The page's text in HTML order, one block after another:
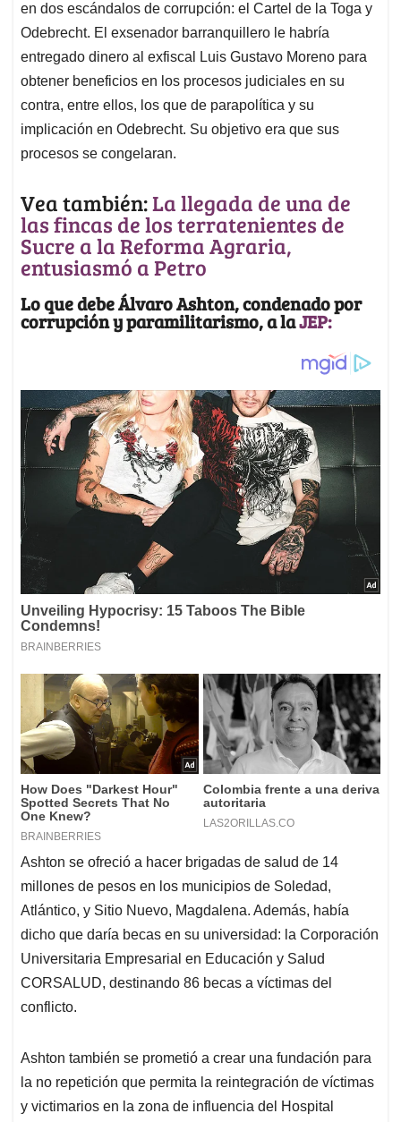
en dos escándalos de corrupción: el Cartel de la Toga y
Odebrecht. El exsenador barranquillero le habría
entregado dinero al exfiscal Luis Gustavo Moreno para
obtener beneficios en los procesos judiciales en su
contra, entre ellos, los que de parapolítica y su
implicación en Odebrecht. Su objetivo era que sus
procesos se congelaran.
Vea también:La llegada de una de
las fincas de los terratenientes de
Sucre a la Reforma Agraria,
entusiasmó a Petro
Lo que debe Álvaro Ashton, condenado por
corrupción y paramilitarismo, a laJEP:
Ashton se ofreció a hacer brigadas de salud de 14
millones de pesos en los municipios de Soledad,
Atlántico, y Sitio Nuevo, Magdalena. Además, había
dicho que daría becas en su universidad: la Corporación
Universitaria Empresarial en Educación y Salud
CORSALUD, destinando 86 becas a víctimas del
conflicto.
Ashton también se prometió a crear una fundación para
la no repetición que permita la reintegración de víctimas
y victimarios en la zona de influencia del Hospital